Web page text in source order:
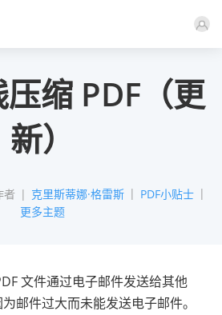
缩 PDF（更
新）
者 克里斯蒂娜·格雷斯
PDF小贴士
更多主题
评论
文件通过电子邮件发送给其他
邮件过大而未能发送电子邮件。